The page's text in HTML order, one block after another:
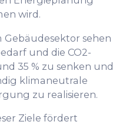
wird.
sehen
und die CO2-
35 % zu senken und
klimaneutrale
zu realisieren.
Ziele fördert